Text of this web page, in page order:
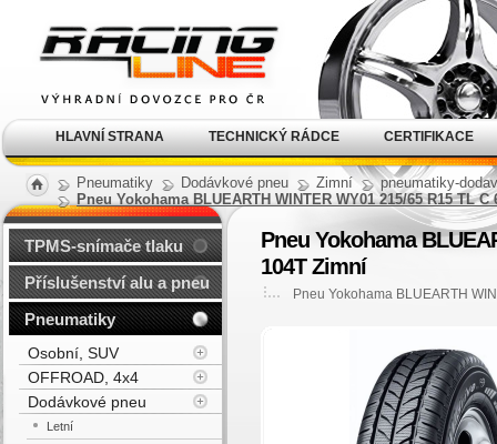
Pneumatiky Dodávkové pneu Zimní
pneumatiky-
Pneu Yokohama BLUEARTH WINTER WY01 215/65 R15 TL
Pneu Yokohama
104T Zimní
Pneu Yokohama BLUEARTH
TPMS-snímače tlaku
Příslušenství alu a pneu
Pneumatiky
Osobní, SUV
OFFROAD, 4x4
Dodávkové pneu
Letní
kola Racing Line
HLAVNÍ STRANA TECHNICKÝ RÁDCE CERTIFIKACE